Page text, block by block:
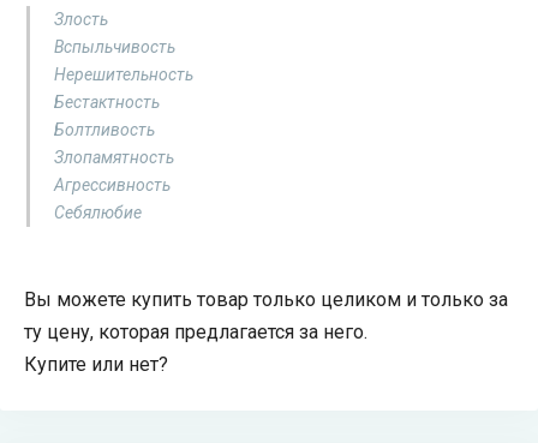
Злость
Вспыльчивость
Нерешительность
Бестактность
Болтливость
Злопамятность
Агрессивность
Себялюбие
Вы можете купить товар только целиком и только за
ту цену, которая предлагается за него.
Купите или нет?